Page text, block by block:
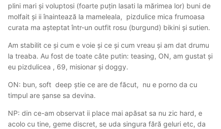
plini mari și voluptosi (foarte puțin lasati la mărimea lor) buni de
molfait și ii înaintează la mameleala, pizdulice mica frumoasa
curata ma așteptat într-un outfit rosu (burgund) bikini și sutien.
Am stabilit ce și cum e voie și ce și cum vreau și am dat drumu
la treaba. Au fost de toate câte putin: teasing, ON, am gustat și
eu pizdulicea , 69, misionar și doggy.
ON: bun, soft deep știe ce are de făcut, nu e porno da cu
timpul are șanse sa devina.
NP: din ce-am observat ii place mai apăsat sa nu zic hard, e
acolo cu tine, geme discret, se uda singura fără geluri etc, da